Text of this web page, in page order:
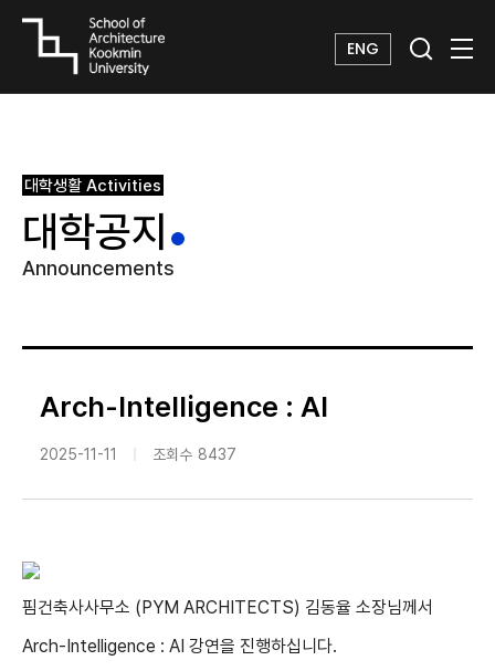
ENG
대학생활 Activities
대학공지
Announcements
Arch-Intelligence : AI
2025-11-11 조회수 8437
핌건축사사무소 (PYM ARCHITECTS) 김동율 소장님께서
Arch-Intelligence : AI 강연을 진행하십니다.